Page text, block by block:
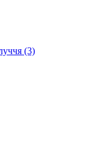
(3)